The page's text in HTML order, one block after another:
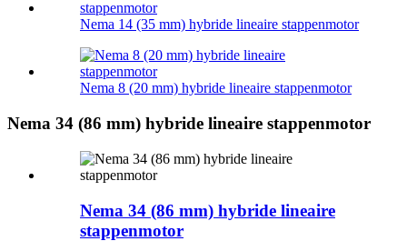
Nema 14 (35 mm) hybride lineaire stappenmotor
Nema 8 (20 mm) hybride lineaire stappenmotor
Nema 34 (86 mm) hybride lineaire stappenmotor
Nema 34 (86 mm) hybride lineaire
stappenmotor